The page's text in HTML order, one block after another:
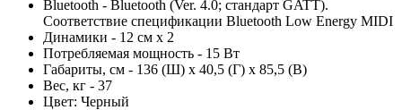
Bluetooth - Bluetooth (Ver. 4.0; стандарт GATT).
Соответствие спецификации Bluetooth Low Energy MIDI
Динамики - 12 см х 2
Потребляемая мощность - 15 Вт
Габариты, см - 136 (Ш) х 40,5 (Г) х 85,5 (В)
Вес, кг - 37
Цвет: Черный